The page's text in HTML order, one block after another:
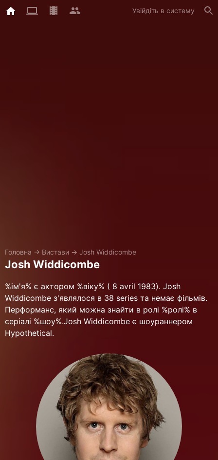
Увійдіть в систему
Головна → Вистави → Josh Widdicombe
Josh Widdicombe
%ім'я% є актором %віку% ( 8 avril 1983). Josh
Widdicombe з'являлося в 38 series та немає фільмів.
Перформанс, який можна знайти в ролі %ролі% в
серіалі %шоу%.Josh Widdicombe є шоураннером
Hypothetical.